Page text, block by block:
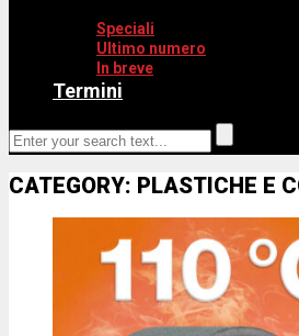
Speciali
Ultimo numero
In breve
Termini
CATEGORY: PLASTICHE E